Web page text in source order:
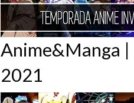
Anime&Manga |
2021